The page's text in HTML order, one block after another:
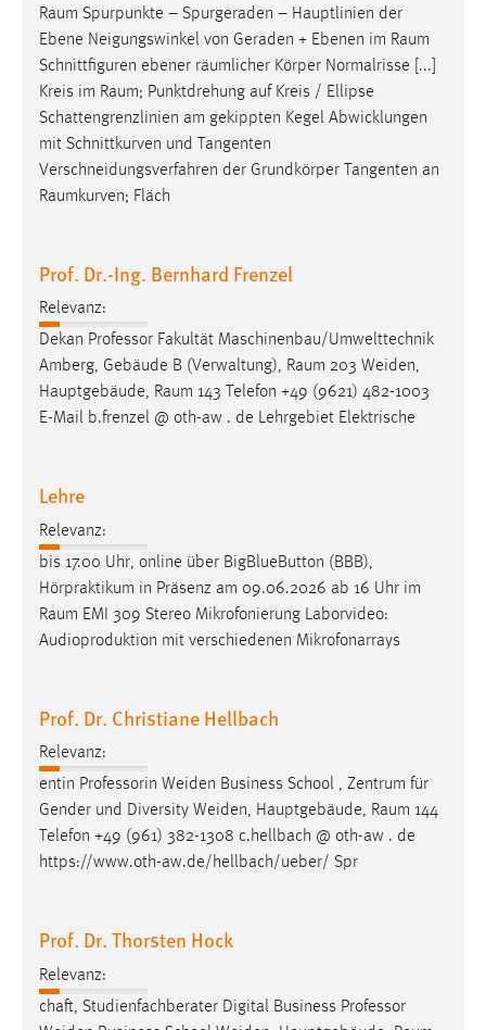
Raum Spurpunkte – Spurgeraden – Hauptlinien der
Ebene Neigungswinkel von Geraden + Ebenen im Raum
Schnittfiguren ebener räumlicher Körper Normalrisse [...]
Kreis im Raum; Punktdrehung auf Kreis / Ellipse
Schattengrenzlinien am gekippten Kegel Abwicklungen
mit Schnittkurven und Tangenten
Verschneidungsverfahren der Grundkörper Tangenten an
Raumkurven; Fläch
Prof. Dr.-Ing. Bernhard Frenzel
Relevanz:
Dekan Professor Fakultät Maschinenbau/Umwelttechnik
Amberg, Gebäude B (Verwaltung), Raum 203 Weiden,
Hauptgebäude, Raum 143 Telefon +49 (9621) 482-1003
E-Mail b.frenzel @ oth-aw . de Lehrgebiet Elektrische
Lehre
Relevanz:
bis 17.00 Uhr, online über BigBlueButton (BBB),
Hörpraktikum in Präsenz am 09.06.2026 ab 16 Uhr im
Raum EMI 309 Stereo Mikrofonierung Laborvideo:
Audioproduktion mit verschiedenen Mikrofonarrays
Prof. Dr. Christiane Hellbach
Relevanz:
entin Professorin Weiden Business School , Zentrum für
Gender und Diversity Weiden, Hauptgebäude, Raum 144
Telefon +49 (961) 382-1308 c.hellbach @ oth-aw . de
https://www.oth-aw.de/hellbach/ueber/ Spr
Prof. Dr. Thorsten Hock
Relevanz:
chaft, Studienfachberater Digital Business Professor
Name:
fe_user, be_user, be_lastLoginProvider
Zweck:
Dieser Cookie ist notwendig um sich an der Website
einloggen zu können.
Cookie Laufzeit:
24 Stunden
STATISTIK
Statistik Cookies erfassen Informationen anonym.
Diese Informationen helfen uns zu verstehen, wie
unsere Besucher unsere Website nutzen.
Matomo
Zugriffsstatistik
Cookie Laufzeit:
Max. 13 Monate
Marketing Cookies werden von Drittanbietern
verwendet, um personalisierte Werbung anzuzeigen.
Sie tun dies, indem sie Besucher über Websites
hinweg verfolgen.
Google Ads
Google Ireland Limited